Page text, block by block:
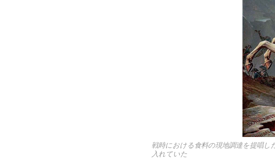
戦時における食料の現地調達を提唱
入れていた